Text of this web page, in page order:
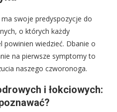
ma swoje predyspozycje do
o których każdy
powinien wiedzieć. Dbanie o
na pierwsze symptomy to
naszego czworonoga.
i łokciowych: